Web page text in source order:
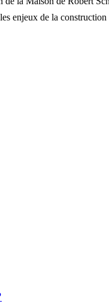
enjeux de la construction